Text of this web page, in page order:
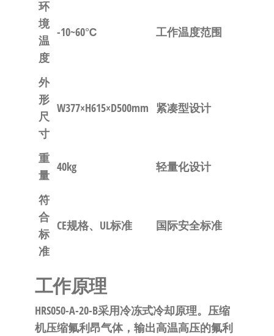
环
境
温
度
-10~60℃ 工作温度范围
外
形
尺
寸
W377×H615×D500mm 紧凑型设计
重
量
40kg 轻量化设计
符
合
标
准
CE规格、UL标准 国际安全标准
工作原理
HRS050-A-20-B采用冷冻式冷却原理。压缩
机压缩氟利昂气体，输出高温高压的氟利